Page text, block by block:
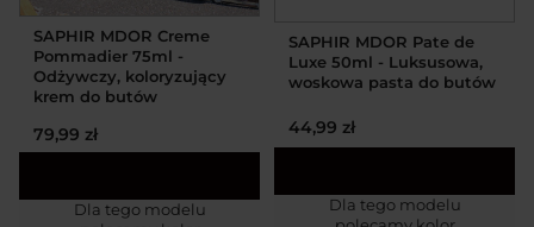
SAPHIR MDOR Creme
Pommadier 75ml -
Odżywczy, koloryzujący
krem do butów
79,99 zł
Dla tego modelu
SAPHIR MDOR Pate de
Luxe 50ml - Luksusowa,
woskowa pasta do butów
44,99 zł
Dla tego modelu